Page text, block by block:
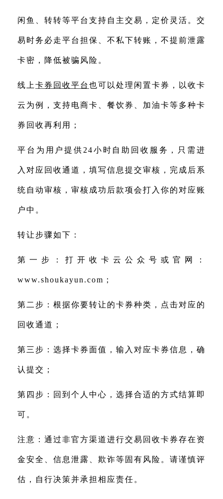
闲鱼、转转等平台支持自主交易，定价灵活。交
易时务必走平台担保、不私下转账，不提前泄露
卡密，降低被骗风险。
线上 卡券回收平台 也可以处理闲置卡券，以收卡
云为例，支持电商卡、餐饮券、加油卡等多种卡
券回收再利用；
平台为用户提供24小时自助回收服务，只需进
入对应回收通道，填写信息提交审核，完成后系
统自动审核，审核成功后款项会打入你的对应账
户中。
转让步骤如下：
第一步：打开收卡云公众号或官网：
www.shoukayun.com ；
第二步：根据你要转让的卡券种类，点击对应的
回收通道；
第三步：选择卡券面值，输入对应卡券信息，确
认提交；
第四步：回到个人中心，选择合适的方式结算即
可。
注意：通过非官方渠道进行交易回收卡券存在资
金安全、信息泄露、欺诈等固有风险。请谨慎评
估，自行决策并承担相应责任。